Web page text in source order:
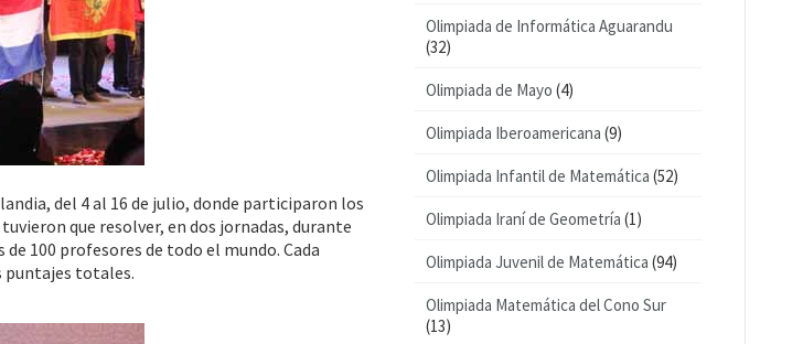
del 4 al 16 de julio, donde participaron los
que resolver, en dos jornadas, durante
100 profesores de todo el mundo. Cada
puntajes totales.
Olimpiada de Informática Aguarandu
(32)
Olimpiada de Mayo (4)
Olimpiada Iberoamericana (9)
Olimpiada Infantil de Matemática (52)
Olimpiada Iraní de Geometría (1)
Olimpiada Juvenil de Matemática (94)
Olimpiada Matemática del Cono Sur
(13)